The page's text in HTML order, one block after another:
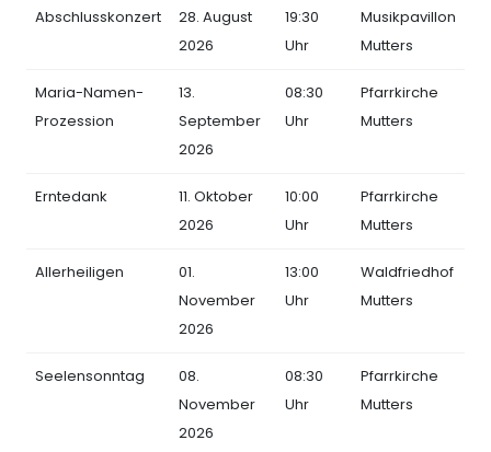
Abschlusskonzert
28. August
2026
19:30
Uhr
Musikpavillon
Mutters
Maria-Namen-
Prozession
13.
September
2026
08:30
Uhr
Pfarrkirche
Mutters
Erntedank
11. Oktober
2026
10:00
Uhr
Pfarrkirche
Mutters
Allerheiligen
01.
November
2026
13:00
Uhr
Waldfriedhof
Mutters
Seelensonntag
08.
November
2026
08:30
Uhr
Pfarrkirche
Mutters